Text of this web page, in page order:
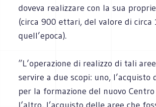
doveva realizzare con la sua
(circa 900 ettari, del valore di circa
quell’epoca).
”L’operazione di realizzo di tali
servire a due scopi: uno, l’acquisto
per la formazione del nuovo